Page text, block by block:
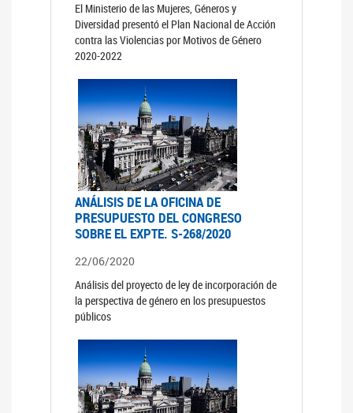
El Ministerio de las Mujeres, Géneros y
Diversidad presentó el Plan Nacional de Acción
contra las Violencias por Motivos de Género
2020-2022
ANÁLISIS DE LA OFICINA DE
PRESUPUESTO DEL CONGRESO
SOBRE EL EXPTE. S-268/2020
22/06/2020
Análisis del proyecto de ley de incorporación de
la perspectiva de género en los presupuestos
públicos